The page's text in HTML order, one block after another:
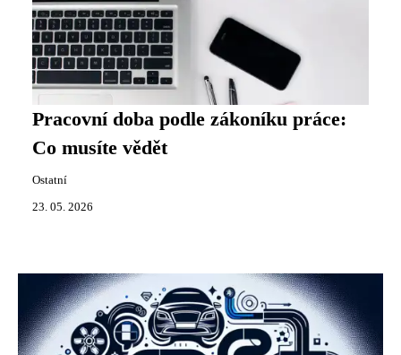
Pracovní doba podle zákoníku práce:
Co musíte vědět
Ostatní
23. 05. 2026